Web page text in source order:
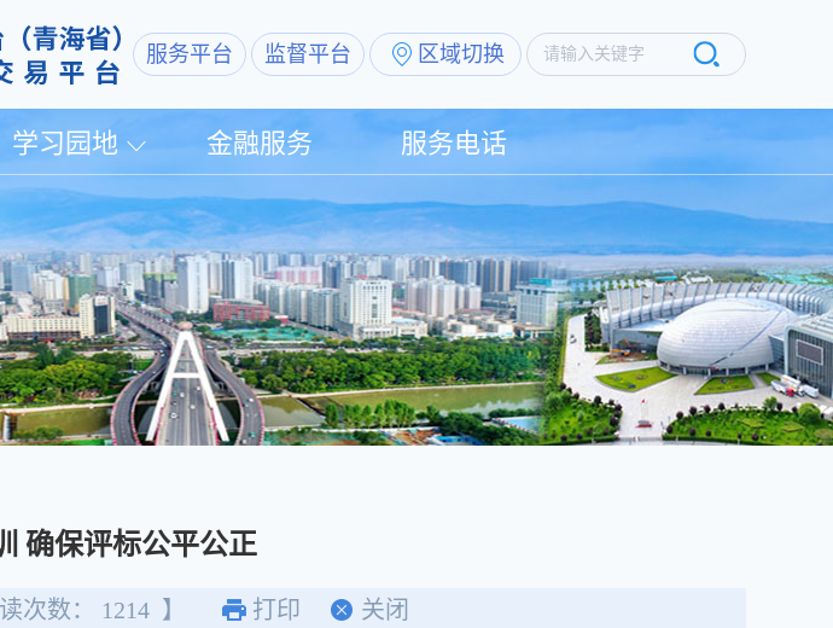
服务平台 监督平台 区域切换 请输入关键字
学习园地 金融服务 服务电话
确保评标公平公正
次数： 1214 】 打印 关闭